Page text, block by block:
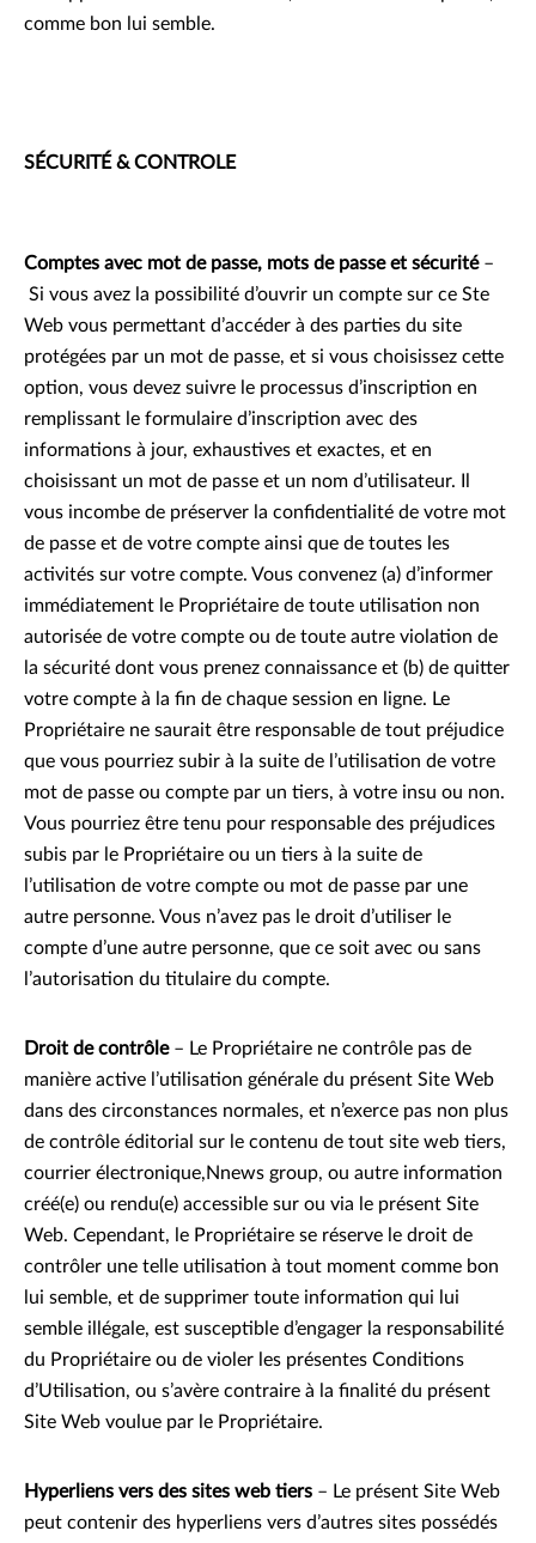
comme bon lui semble.
SÉCURITÉ & CONTROLE
Comptes avec mot de passe, mots de passe et sécurité –
Si vous avez la possibilité d’ouvrir un compte sur ce Ste
Web vous permettant d’accéder à des parties du site
protégées par un mot de passe, et si vous choisissez cette
option, vous devez suivre le processus d’inscription en
remplissant le formulaire d’inscription avec des
informations à jour, exhaustives et exactes, et en
choisissant un mot de passe et un nom d’utilisateur. Il
vous incombe de préserver la confidentialité de votre mot
de passe et de votre compte ainsi que de toutes les
activités sur votre compte. Vous convenez (a) d’informer
immédiatement le Propriétaire de toute utilisation non
autorisée de votre compte ou de toute autre violation de
la sécurité dont vous prenez connaissance et (b) de quitter
votre compte à la fin de chaque session en ligne. Le
Propriétaire ne saurait être responsable de tout préjudice
que vous pourriez subir à la suite de l’utilisation de votre
mot de passe ou compte par un tiers, à votre insu ou non.
Vous pourriez être tenu pour responsable des préjudices
subis par le Propriétaire ou un tiers à la suite de
l’utilisation de votre compte ou mot de passe par une
autre personne. Vous n’avez pas le droit d’utiliser le
compte d’une autre personne, que ce soit avec ou sans
l’autorisation du titulaire du compte.
Droit de contrôle– Le Propriétaire ne contrôle pas de
manière active l’utilisation générale du présent Site Web
dans des circonstances normales, et n’exerce pas non plus
de contrôle éditorial sur le contenu de tout site web tiers,
courrier électronique,Nnews group, ou autre information
créé(e) ou rendu(e) accessible sur ou via le présent Site
Web. Cependant, le Propriétaire se réserve le droit de
contrôler une telle utilisation à tout moment comme bon
lui semble, et de supprimer toute information qui lui
semble illégale, est susceptible d’engager la responsabilité
du Propriétaire ou de violer les présentes Conditions
d’Utilisation, ou s’avère contraire à la finalité du présent
Site Web voulue par le Propriétaire.
Hyperliens vers des sites web tiers – Le présent Site Web
peut contenir des hyperliens vers d’autres sites possédés